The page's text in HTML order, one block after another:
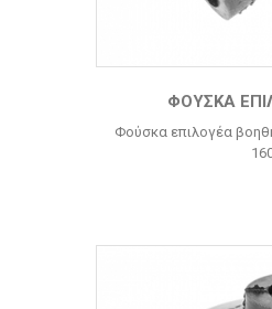
ΦΟΎΣΚΑ
Φούσκα επιλογέα